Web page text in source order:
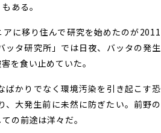
ある。
に移り住んで研究を始めたのが2011
ッタ研究所」では日夜、バッタの発生
を食い止めていた。
かりでなく環境汚染を引き起こす恐
、大発生前に未然に防ぎたい。前野の
の前途は洋々だ。